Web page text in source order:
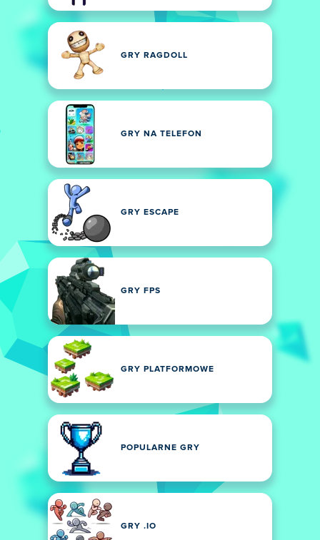
GRY RAGDOLL
GRY NA TELEFON
GRY ESCAPE
GRY FPS
GRY PLATFORMOWE
POPULARNE GRY
GRY .IO